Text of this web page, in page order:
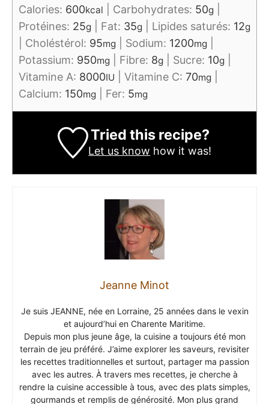
Calories: 600kcal Carbohydrates: 50g
Protéines: 25g Fat: 35g Lipides saturés: 12g
Choléstérol: 95mg Sodium: 1200mg
Potassium: 950mg Fibre: 8g Sucre: 10g
Vitamine A: 8000IU Vitamine C: 70mg
Calcium: 150mg Fer: 5mg
Tried this recipe?
Let us know how it was!
Jeanne Minot
Je suis JEANNE, née en Lorraine, 25 années dans le vexin
et aujourd’hui en Charente Maritime.
Depuis mon plus jeune âge, la cuisine a toujours été mon
terrain de jeu préféré. J’aime explorer les saveurs, revisiter
les recettes traditionnelles et surtout, partager ma passion
avec les autres. À travers mes recettes, je cherche à
rendre la cuisine accessible à tous, avec des plats simples,
gourmands et remplis de générosité. Mon plus grand